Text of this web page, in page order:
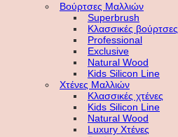
Βούρτσες Μαλλιών
Superbrush
Κλασσικές βούρτσες
Professional
Exclusive
Natural Wood
Kids Silicon Line
Χτένες Μαλλιών
Κλασσικές χτένες
Kids Silicon Line
Natural Wood
Luxury Χτένες